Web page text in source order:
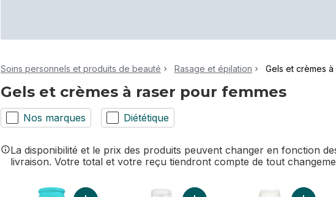
Soins personnels et produits de beauté Rasage et épilation Gels et crèmes
Gels et crèmes à raser pour femmes
Nos marques Diététique
La disponibilité et le prix des produits peuvent changer en fonction
livraison. Votre total et votre reçu tiendront compte de tout